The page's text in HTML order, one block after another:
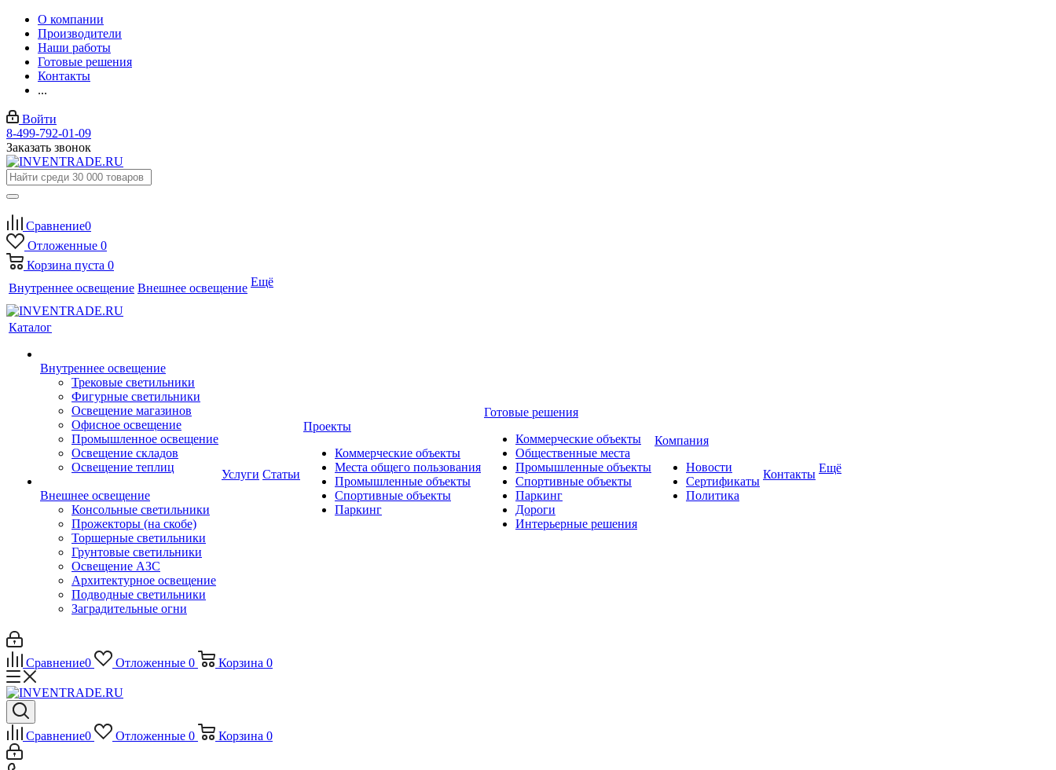
О компании
Производители
Наши работы
Готовые решения
Контакты
...
Войти
8-499-792-01-09
Заказать звонок
Сравнение0
Отложенные 0
Корзина пуста 0
Внутреннее освещение Внешнее освещение Ещё
Каталог
Внутреннее освещение
Трековые светильники
Фигурные светильники
Освещение магазинов
Офисное освещение
Промышленное освещение
Освещение складов
Освещение теплиц
Внешнее освещение
Консольные светильники
Прожекторы (на скобе)
Торшерные светильники
Грунтовые светильники
Освещение АЗС
Архитектурное освещение
Подводные светильники
Заградительные огни
Услуги Статьи
Проекты
Коммерческие объекты
Места общего пользования
Промышленные объекты
Спортивные объекты
Паркинг
Готовые решения
Коммерческие объекты
Общественные места
Промышленные объекты
Спортивные объекты
Паркинг
Дороги
Интерьерные решения
Компания
Новости
Сертификаты
Политика
Контакты Ещё
Сравнение0 Отложенные 0 Корзина 0
Сравнение0 Отложенные 0 Корзина 0